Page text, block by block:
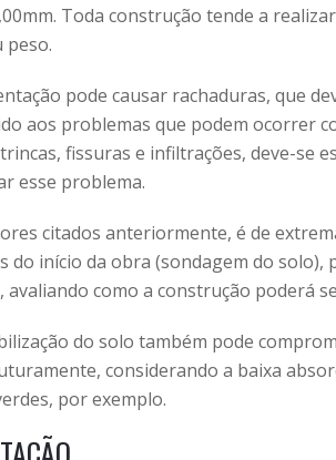
Toda construção tende a
peso.
pode causar rachaduras, que
aos problemas que podem ocorrer
fissuras e infiltrações, deve-se
esse problema.
citados anteriormente, é de
do início da obra (sondagem do solo),
avaliando como a construção poderá
do solo também pode
considerando a baixa
por exemplo.